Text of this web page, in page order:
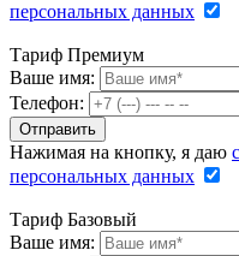
персональных данных
Тариф Премиум
Ваше имя:
Телефон:
Нажимая на кнопку, я даю
персональных данных
Тариф Базовый
Ваше имя: